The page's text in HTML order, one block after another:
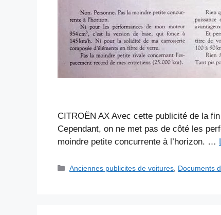
CITROËN AX Avec cette publicité de la
Cependant, on ne met pas de côté les
moindre petite concurrente à l’horizon. …
Catégories
Anciennes publicites de voitures Documents